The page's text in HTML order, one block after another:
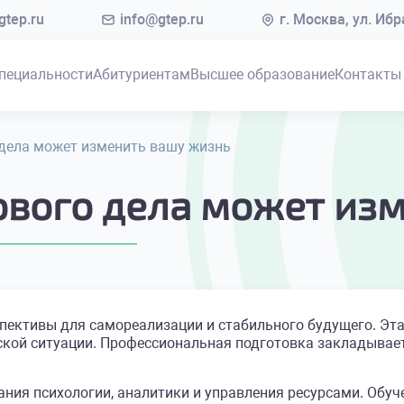
info@gtep.ru г. Москва, ул.
Абитуриентам Высшее образованиеКонтакты
может изменить вашу жизнь
дела может
для самореализации и стабильного будущего.
ситуации. Профессиональная подготовка
психологии, аналитики и управления ресурсами.